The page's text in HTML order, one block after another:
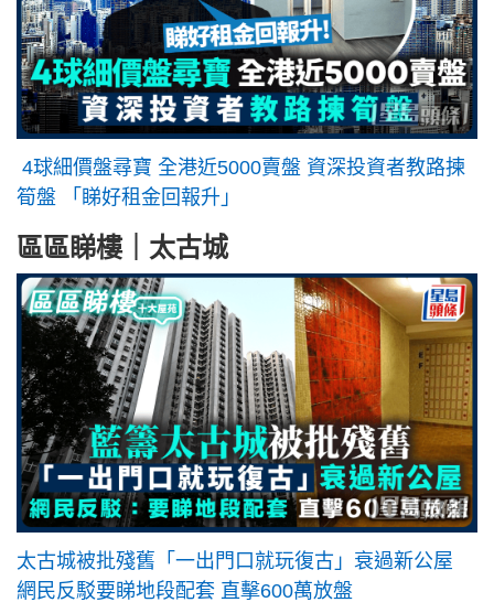
4球細價盤尋寶 全港近5000賣盤 資深投資者教路揀
筍盤 「睇好租金回報升」
區區睇樓｜太古城
太古城被批殘舊「一出門口就玩復古」衰過新公屋
網民反駁要睇地段配套 直擊600萬放盤